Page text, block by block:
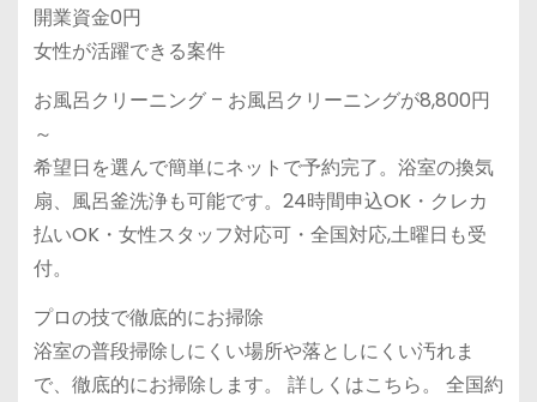
開業資金0円
女性が活躍できる案件
お風呂クリーニング – お風呂クリーニングが8,800円
～
希望日を選んで簡単にネットで予約完了。浴室の換気
扇、風呂釜洗浄も可能です。24時間申込OK・クレカ
払いOK・女性スタッフ対応可・全国対応,土曜日も受
付。
プロの技で徹底的にお掃除
浴室の普段掃除しにくい場所や落としにくい汚れま
で、徹底的にお掃除します。 詳しくはこちら。 全国約